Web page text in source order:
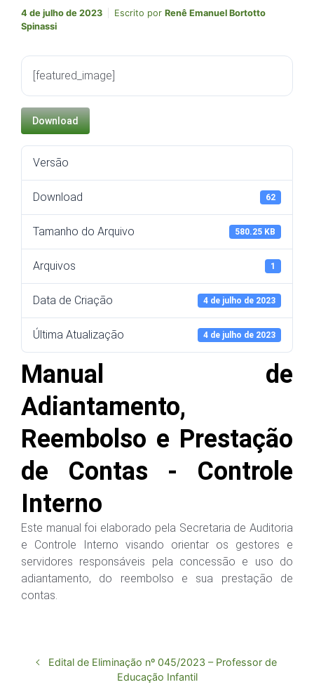
4 de julho de 2023 Escrito por Renê Emanuel Bortotto
Spinassi
[featured_image]
Download
Versão
Download 62
Tamanho do Arquivo 580.25 KB
Arquivos 1
Data de Criação 4 de julho de 2023
Última Atualização 4 de julho de 2023
Manual de
Adiantamento,
Reembolso e Prestação
de Contas - Controle
Interno
Este manual foi elaborado pela Secretaria de Auditoria
e Controle Interno visando orientar os gestores e
servidores responsáveis pela concessão e uso do
adiantamento, do reembolso e sua prestação de
contas.
Edital de Eliminação nº 045/2023 – Professor de
Educação Infantil